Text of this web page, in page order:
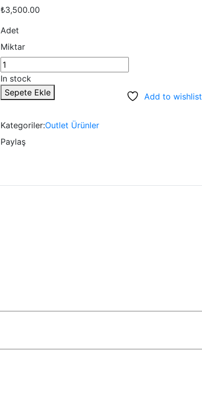
₺3,500.00
Adet
Miktar
In stock
Sepete Ekle
Add to wishlist
Kategoriler:Outlet Ürünler
Paylaş